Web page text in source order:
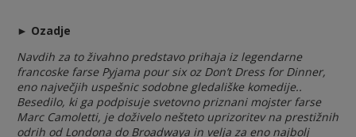
► Ozadje
Navdih za to živahno predstavo prihaja iz legendarne
francoske farse Pyjama pour six oz Don’t Dress for Dinner,
eno največjih uspešnic sodobne gledališke komedije..
Besedilo, ki ga podpisuje svetovno priznani mojster farse
Marc Camoletti, je doživelo nešteto uprizoritev na prestižnih
odrih od Londona do Broadwaya in velja za eno najbolj